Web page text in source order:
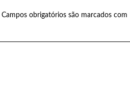
Campos obrigatórios são marcados com